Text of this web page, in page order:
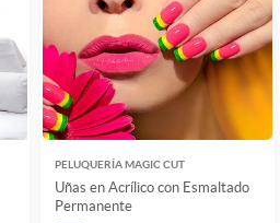
PELUQUERÍA MAGIC CUT
Uñas en Acrílico con Esmaltado
Permanente